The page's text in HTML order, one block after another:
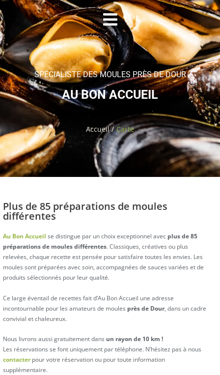
SPÉCIALISTE DES MOULES PRÈS DE DOUR
AU BON ACCUEIL
Accueil / Carte
Plus de 85 préparations de moules
différentes
Au Bon Accueilse distingue par un choix exceptionnel avecplus de 85
préparations de moules différentes. Classiques, créatives ou plus
relevées, chaque recette est pensée pour satisfaire toutes les envies. Les
moules sont préparées avec soin, accompagnées de sauces variées et de
produits sélectionnés pour leur qualité.
Ce large éventail de recettes fait d’Au Bon Accueil une adresse
incontournable pour les amateurs de moulesprès de Dour, dans un cadre
convivial et chaleureux.
Nous livrons aussi gratuitement dansun rayon de 10 km !
Les réservations se font uniquement par téléphone. N’hésitez pas à nous
contacterpour votre réservation ou pour toute information
supplémentaire.